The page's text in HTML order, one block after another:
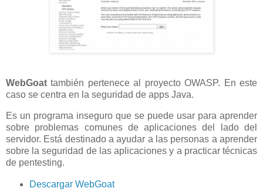
WebGoat también pertenece al proyecto OWASP. En este
caso se centra en la seguridad de apps Java.
Es un programa inseguro que se puede usar para aprender
sobre problemas comunes de aplicaciones del lado del
servidor. Está destinado a ayudar a las personas a aprender
sobre la seguridad de las aplicaciones y a practicar técnicas
de pentesting.
Descargar WebGoat